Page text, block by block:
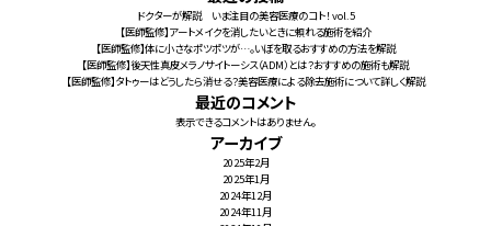
ドクターが解説 いま注目の美容医療のコト！ vol.5
【医師監修】アートメイクを消したいときに頼れる施術を紹介
【医師監修】体に小さなポツポツが…。いぼを取るおすすめの方法を解説
【医師監修】後天性真皮メラノサイトーシス（ADM）とは？おすすめの施術も解説
【医師監修】タトゥーはどうしたら消せる？美容医療による除去施術について詳しく解説
最近のコメント
表示できるコメントはありません。
アーカイブ
2025年2月
2025年1月
2024年12月
2024年11月